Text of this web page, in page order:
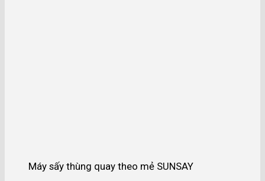
Máy sấy thùng quay theo mẻ SUNSAY